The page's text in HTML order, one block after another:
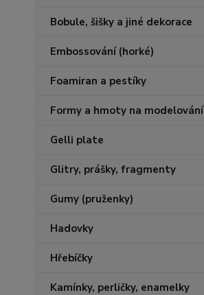
Bobule, šišky a jiné dekorace
Embossování (horké)
Foamiran a pestíky
Formy a hmoty na modelování
Gelli plate
Glitry, prášky, fragmenty
Gumy (pruženky)
Hadovky
Hřebíčky
Kamínky, perličky, enamelky